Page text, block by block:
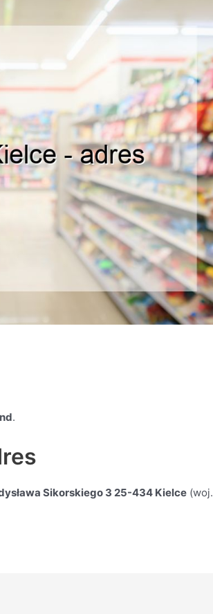
.
Sikorskiego 3 25-434 Kielce (woj.